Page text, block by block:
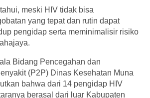
meski HIV tidak bisa
yang tepat dan rutin dapat
pengidap serta meminimalisir risiko
Bidang Pencegahan dan
(P2P) Dinas Kesehatan Muna
bahwa dari 14 pengidap HIV
berasal dari luar Kabupaten